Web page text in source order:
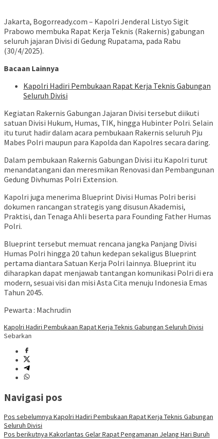
Jakarta, Bogorready.com – Kapolri Jenderal Listyo Sigit
Prabowo membuka Rapat Kerja Teknis (Rakernis) gabungan
seluruh jajaran Divisi di Gedung Rupatama, pada Rabu
(30/4/2025).
Bacaan Lainnya
Kapolri Hadiri Pembukaan Rapat Kerja Teknis Gabungan
Seluruh Divisi
Kegiatan Rakernis Gabungan Jajaran Divisi tersebut diikuti
satuan Divisi Hukum, Humas, TIK, hingga Hubinter Polri. Selain
itu turut hadir dalam acara pembukaan Rakernis seluruh Pju
Mabes Polri maupun para Kapolda dan Kapolres secara daring.
Dalam pembukaan Rakernis Gabungan Divisi itu Kapolri turut
menandatangani dan meresmikan Renovasi dan Pembangunan
Gedung Divhumas Polri Extension.
Kapolri juga menerima Blueprint Divisi Humas Polri berisi
dokumen rancangan strategis yang disusun Akademisi,
Praktisi, dan Tenaga Ahli beserta para Founding Father Humas
Polri.
Blueprint tersebut memuat rencana jangka Panjang Divisi
Humas Polri hingga 20 tahun kedepan sekaligus Blueprint
pertama diantara Satuan Kerja Polri lainnya. Blueprint itu
diharapkan dapat menjawab tantangan komunikasi Polri di era
modern, sesuai visi dan misi Asta Cita menuju Indonesia Emas
Tahun 2045.
Pewarta : Machrudin
Kapolri Hadiri Pembukaan Rapat Kerja Teknis Gabungan Seluruh Divisi
Sebarkan
Navigasi pos
Pos sebelumnya Kapolri Hadiri Pembukaan Rapat Kerja Teknis Gabungan
Seluruh Divisi
Pos berikutnya Kakorlantas Gelar Rapat Pengamanan Jelang Hari Buruh